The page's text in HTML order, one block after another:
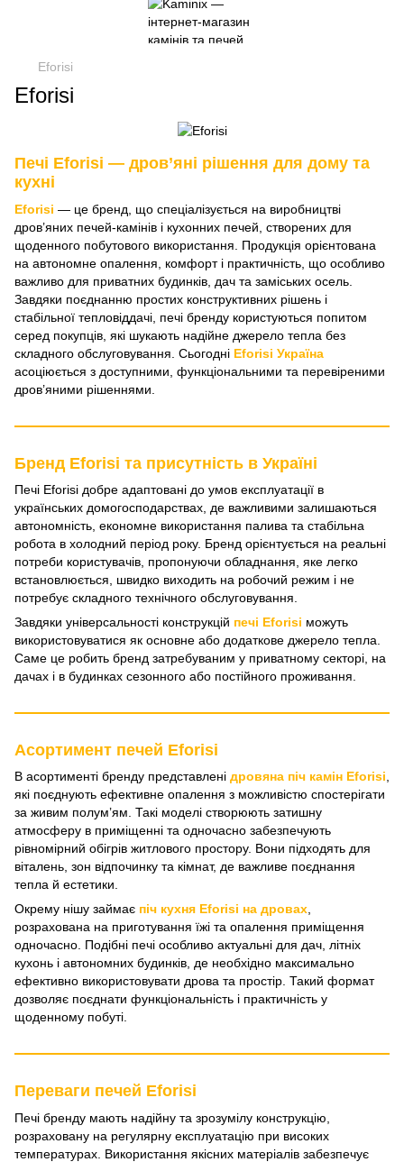
Eforisi
Eforisi
Печі Eforisi — дров’яні рішення для дому та
кухні
Eforisi — це бренд, що спеціалізується на виробництві
дров’яних печей-камінів і кухонних печей, створених для
щоденного побутового використання. Продукція орієнтована
на автономне опалення, комфорт і практичність, що особливо
важливо для приватних будинків, дач та заміських осель.
Завдяки поєднанню простих конструктивних рішень і
стабільної тепловіддачі, печі бренду користуються попитом
серед покупців, які шукають надійне джерело тепла без
складного обслуговування. Сьогодні Eforisi Україна
асоціюється з доступними, функціональними та перевіреними
дров’яними рішеннями.
Бренд Eforisi та присутність в Україні
Печі Eforisi добре адаптовані до умов експлуатації в
українських домогосподарствах, де важливими залишаються
автономність, економне використання палива та стабільна
робота в холодний період року. Бренд орієнтується на реальні
потреби користувачів, пропонуючи обладнання, яке легко
встановлюється, швидко виходить на робочий режим і не
потребує складного технічного обслуговування.
Завдяки універсальності конструкцій печі Eforisi можуть
використовуватися як основне або додаткове джерело тепла.
Саме це робить бренд затребуваним у приватному секторі, на
дачах і в будинках сезонного або постійного проживання.
Асортимент печей Eforisi
В асортименті бренду представлені дровяна піч камін Eforisi,
які поєднують ефективне опалення з можливістю спостерігати
за живим полум’ям. Такі моделі створюють затишну
атмосферу в приміщенні та одночасно забезпечують
рівномірний обігрів житлового простору. Вони підходять для
віталень, зон відпочинку та кімнат, де важливе поєднання
тепла й естетики.
Окрему нішу займає піч кухня Eforisi на дровах,
розрахована на приготування їжі та опалення приміщення
одночасно. Подібні печі особливо актуальні для дач, літніх
кухонь і автономних будинків, де необхідно максимально
ефективно використовувати дрова та простір. Такий формат
дозволяє поєднати функціональність і практичність у
щоденному побуті.
Переваги печей Eforisi
Печі бренду мають надійну та зрозумілу конструкцію,
розраховану на регулярну експлуатацію при високих
температурах. Використання якісних матеріалів забезпечує